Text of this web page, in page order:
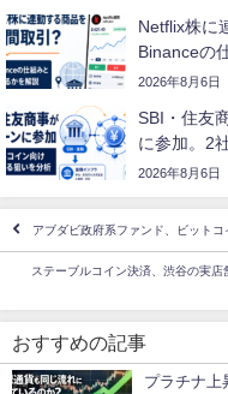
Netflix株に
Binanceの
2026年8月6日
SBI・住友
に参加。2
2026年8月6日
アブダビ政府系ファンド、ビット
ステーブルコイン決済、渋谷の実
おすすめの記事
プラチナ上